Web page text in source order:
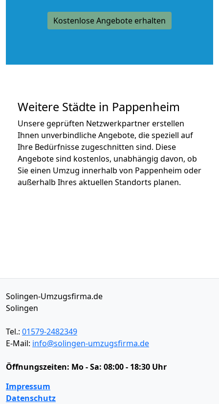
Kostenlose Angebote erhalten
Weitere Städte in Pappenheim
Unsere geprüften Netzwerkpartner erstellen
Ihnen unverbindliche Angebote, die speziell auf
Ihre Bedürfnisse zugeschnitten sind. Diese
Angebote sind kostenlos, unabhängig davon, ob
Sie einen Umzug innerhalb von Pappenheim oder
außerhalb Ihres aktuellen Standorts planen.
Solingen-Umzugsfirma.de
Solingen
Tel.: 01579-2482349
E-Mail: info@solingen-umzugsfirma.de
Öffnungszeiten: Mo - Sa: 08:00 - 18:30 Uhr
Impressum
Datenschutz